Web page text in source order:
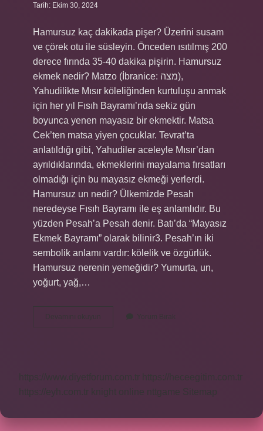
Tarih: Ekim 30, 2024
Hamursuz kaç dakikada pişer? Üzerini susam
ve çörek otu ile süsleyin. Önceden ısıtılmış 200
derece fırında 35-40 dakika pişirin. Hamursuz
ekmek nedir? Matzo (İbranice: מצה),
Yahudilikte Mısır köleliğinden kurtuluşu anmak
için her yıl Fısıh Bayramı’nda sekiz gün
boyunca yenen mayasız bir ekmektir. Matsa
Cek’ten matsa yiyen çocuklar. Tevrat’ta
anlatıldığı gibi, Yahudiler aceleyle Mısır’dan
ayrıldıklarında, ekmeklerini mayalama fırsatları
olmadığı için bu mayasız ekmeği yerlerdi.
Hamursuz un nedir? Ülkemizde Pesah
neredeyse Fısıh Bayramı ile eş anlamlıdır. Bu
yüzden Pesah’a Pesah denir. Batı’da “Mayasız
Ekmek Bayramı” olarak bilinir3. Pesah’ın iki
sembolik anlamı vardır: kölelik ve özgürlük.
Hamursuz nerenin yemeğidir? Yumurta, un,
yoğurt, yağ,…
Devamını okuyun
Hamursuz
Kac
Yorum Bırak
https://www.diyetforum.com.tr
https://heceegitim.com.tr
https://eyh.com.tr
knight online nttgame Sitemap